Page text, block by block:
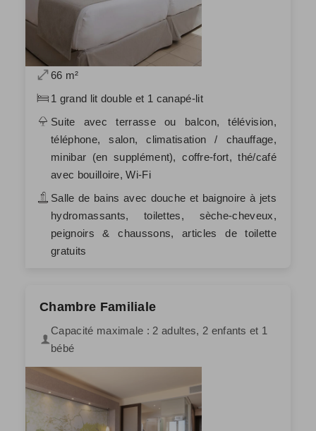
66 m²
1 grand lit double et 1 canapé-lit
Suite avec terrasse ou balcon, télévision,
téléphone, salon, climatisation / chauffage,
minibar (en supplément), coffre-fort, thé/café
avec bouilloire, Wi-Fi
Salle de bains avec douche et baignoire à jets
hydromassants, toilettes, sèche-cheveux,
peignoirs & chaussons, articles de toilette
gratuits
Chambre Familiale
Capacité maximale : 2 adultes, 2 enfants et 1
bébé